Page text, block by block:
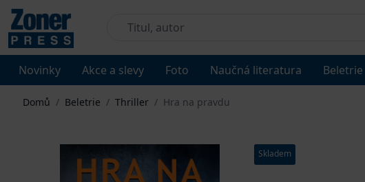
Novinky Akce a slevy Foto Naučná literatura Beletrie
Domů / Beletrie / Thriller / Hra na pravdu
Skladem